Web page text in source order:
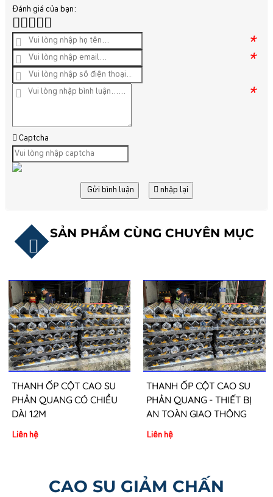
Đánh giá của bạn:
*
*
*
Captcha
Gửi bình luận nhập lại
SẢN PHẨM CÙNG CHUYÊN MỤC
THANH ỐP CỘT CAO SU
PHẢN QUANG CÓ CHIỀU
DÀI 1.2M
Liên hệ
THANH ỐP CỘT CAO SU
PHẢN QUANG - THIẾT BỊ
AN TOÀN GIAO THÔNG
Liên hệ
CAO SU GIẢM CHẤN